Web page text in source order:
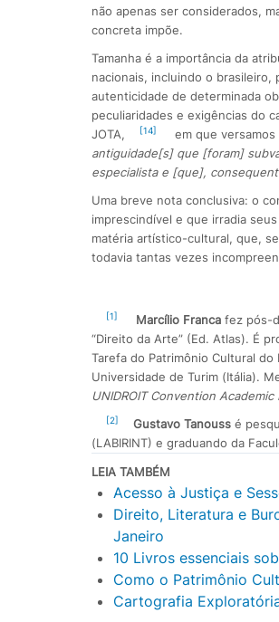
não apenas ser considerados,
concreta impõe.
Tamanha é a importância da
nacionais, incluindo o
autenticidade de determinada
peculiaridades e exigências do
JOTA,
[14] em que
antiguidade[s] que [foram]
especialista e [que],
Uma breve nota conclusiva: o
imprescindível e que irradia
matéria artístico-cultural, que,
todavia tantas vezes
[1] Marcílio Franca fez pós-
“Direito da Arte” (Ed. Atlas). É
Tarefa do Patrimônio Cultural
Universidade de Turim (Itália).
UNIDROIT Convention Academic
[2] Gustavo Tanouss é
(LABIRINT) e graduando da
LEIA TAMBÉM
Acesso à Justiça e
Direito, Literatura e
Janeiro
10 Livros essenciais
Como o Patrimônio
Cartografia